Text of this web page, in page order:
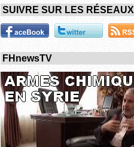
SUIVRE SUR LES RÉSEAUX
FHnewsTV